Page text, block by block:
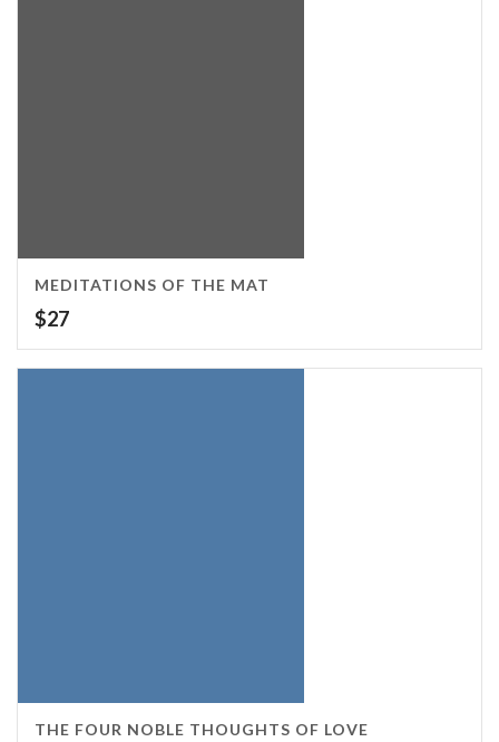
MEDITATIONS OF THE MAT
$27
THE FOUR NOBLE THOUGHTS OF LOVE